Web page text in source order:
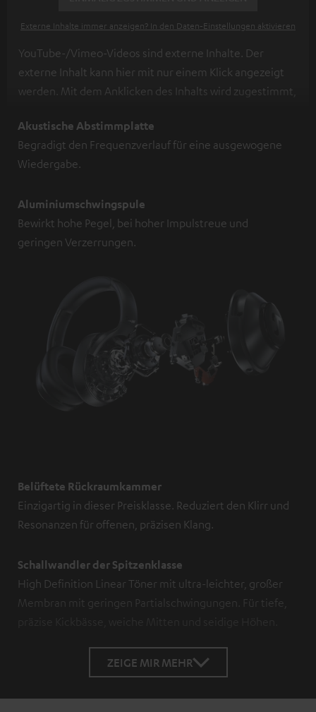
Externe Inhalte immer anzeigen? In den Daten‑Einstellungen aktivieren
YouTube-/Vimeo-Videos sind externe Inhalte. Der
externe Inhalt kann hier mit nur einem Klick angezeigt
werden. Mit dem Anklicken des Inhalts wird zugestimmt,
personenbezogene Daten an Drittplattformen
übermittelt werden.Weitere Informationen sind in der
Datenschutzerklärung unter I zu finden
Akustische Abstimmplatte
Begradigt den Frequenzverlauf für eine ausgewogene
Wiedergabe.
Aluminiumschwingspule
Bewirkt hohe Pegel, bei hoher Impulstreue und
geringen Verzerrungen.
Belüftete Rückraumkammer
Einzigartig in dieser Preisklasse. Reduziert den Klirr und
Resonanzen für offenen, präzisen Klang.
Schallwandler der Spitzenklasse
High Definition Linear Töner mit ultra-leichter, großer
Membran mit geringen Partialschwingungen. Für tiefe,
ZEIGE MIR MEHR